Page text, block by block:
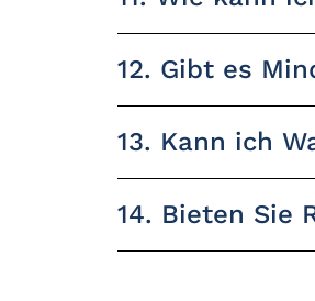
12. Gibt es
13. Kann ich
14. Bieten Sie